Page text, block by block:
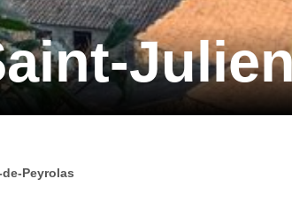
Peyrolas